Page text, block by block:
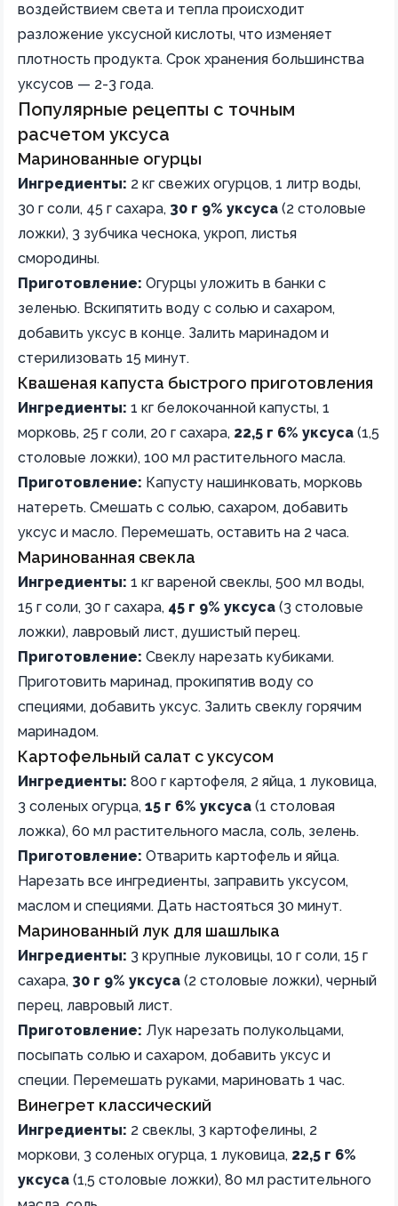
воздействием света и тепла происходит
разложение уксусной кислоты, что изменяет
плотность продукта. Срок хранения большинства
уксусов — 2-3 года.
Популярные рецепты с точным
расчетом уксуса
Маринованные огурцы
Ингредиенты: 2 кг свежих огурцов, 1 литр воды,
30 г соли, 45 г сахара, 30 г 9% уксуса (2 столовые
ложки), 3 зубчика чеснока, укроп, листья
смородины.
Приготовление: Огурцы уложить в банки с
зеленью. Вскипятить воду с солью и сахаром,
добавить уксус в конце. Залить маринадом и
стерилизовать 15 минут.
Квашеная капуста быстрого приготовления
Ингредиенты: 1 кг белокочанной капусты, 1
морковь, 25 г соли, 20 г сахара, 22,5 г 6% уксуса (1,5
столовые ложки), 100 мл растительного масла.
Приготовление: Капусту нашинковать, морковь
натереть. Смешать с солью, сахаром, добавить
уксус и масло. Перемешать, оставить на 2 часа.
Маринованная свекла
Ингредиенты: 1 кг вареной свеклы, 500 мл воды,
15 г соли, 30 г сахара, 45 г 9% уксуса (3 столовые
ложки), лавровый лист, душистый перец.
Приготовление: Свеклу нарезать кубиками.
Приготовить маринад, прокипятив воду со
специями, добавить уксус. Залить свеклу горячим
маринадом.
Картофельный салат с уксусом
Ингредиенты: 800 г картофеля, 2 яйца, 1 луковица,
3 соленых огурца, 15 г 6% уксуса (1 столовая
ложка), 60 мл растительного масла, соль, зелень.
Приготовление: Отварить картофель и яйца.
Нарезать все ингредиенты, заправить уксусом,
маслом и специями. Дать настояться 30 минут.
Маринованный лук для шашлыка
Ингредиенты: 3 крупные луковицы, 10 г соли, 15 г
сахара, 30 г 9% уксуса (2 столовые ложки), черный
перец, лавровый лист.
Приготовление: Лук нарезать полукольцами,
посыпать солью и сахаром, добавить уксус и
специи. Перемешать руками, мариновать 1 час.
Винегрет классический
Ингредиенты: 2 свеклы, 3 картофелины, 2
моркови, 3 соленых огурца, 1 луковица, 22,5 г 6%
уксуса (1,5 столовые ложки), 80 мл растительного